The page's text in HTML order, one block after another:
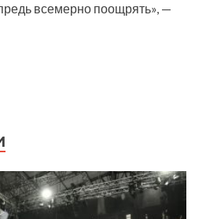
всемерно поощрять», —